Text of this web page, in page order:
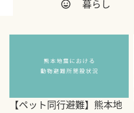
暮らし
【ペット同行避難】熊本地